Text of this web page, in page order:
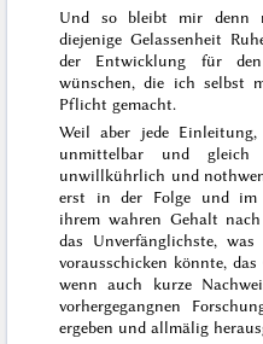
Und so bleibt mir denn
diejenige Gelassenheit
der Entwicklung für
wünschen, die ich selbst
Pflicht gemacht.
Weil aber jede Einleitung,
unmittelbar und
unwillkührlich und
erst in der Folge und im
ihrem wahren Gehalt
das Unverfänglichste,
vorausschicken könnte,
wenn auch kurze
vorhergegangnen
ergeben und allmälig